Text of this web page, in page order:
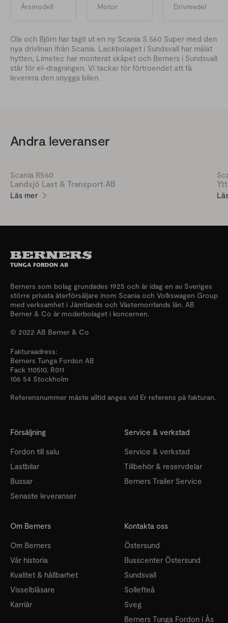
Årsmodell Motor Drivmedel
Ola och Björn har tagit ut en ny Scania S 560 Super med den
nya drivlinan ifrån Scania. Lackbolaget i Sundsvall har målat
hytten, Limetec har monterat skåpet och Berners i Sundsvall
står för el-dragningen. Vi tackar för förtroendet att få
leverera den snygga bilen.
Andra leveranser
Scania R560
Landsjö Last & Transport AB
Läs mer
Berners som bolag grundades 1925 och är idag en av Sveriges
större privata återförsäljare inom Scania och Volkswagen Group
med verksamhet i Jämtlands och Västernorrlands län. AB
Berner & Co är moderbolaget i koncernen.
© 2022 AB Berner & Co
Fakturaadress:
Berners Tunga Fordon AB
Fack 110510, R011
106 54 Stockholm
Referensnummer måste alltid anges vid Er referens på fakturan.
Försäljning
Fordon till salu
Lastbilar
Bussar
Senaste leveranser
Service & verkstad
Service & verkstad
Tillbehör & reservdelar
Berners Trailer Service
Om Berners
Om Berners
Vår historia
Kvalitet & hållbarhet
Visselblåsare
Karriär
Kontakta oss
Östersund
Busscenter Östersund
Sundsvall
Sollefteå
Sveg
Berners Tunga Fordon i Ås